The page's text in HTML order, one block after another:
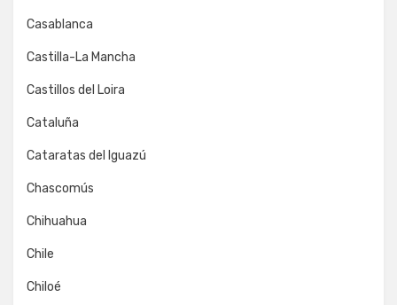
Casablanca
Castilla-La Mancha
Castillos del Loira
Cataluña
Cataratas del Iguazú
Chascomús
Chihuahua
Chile
Chiloé